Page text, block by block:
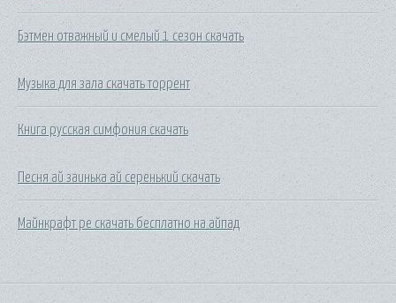
Бэтмен отважный и смелый 1 сезон скачать
Музыка для зала скачать торрент
Книга русская симфония скачать
Песня ай заинька ай серенький скачать
Майнкрафт ре скачать бесплатно на айпад